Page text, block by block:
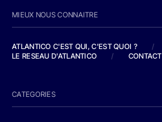
MIEUX NOUS CONNAITRE
ATLANTICO C'EST QUI, C'EST QUOI ?
/
LE RESEAU D'ATLANTICO
/ CONTACT
CATEGORIES